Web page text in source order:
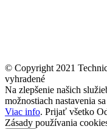
© Copyright 2021
vyhradené
Na zlepšenie našich
možnostiach nastavenia
Viac info. Prijať všetko
Zásady používania